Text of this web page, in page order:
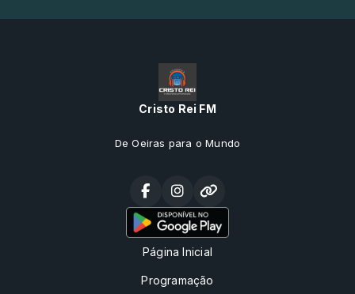
Cristo Rei FM
De Oeiras para o Mundo
Página Inicial
Programação